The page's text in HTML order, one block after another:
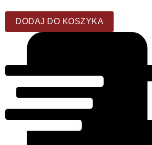
DODAJ DO KOSZYKA